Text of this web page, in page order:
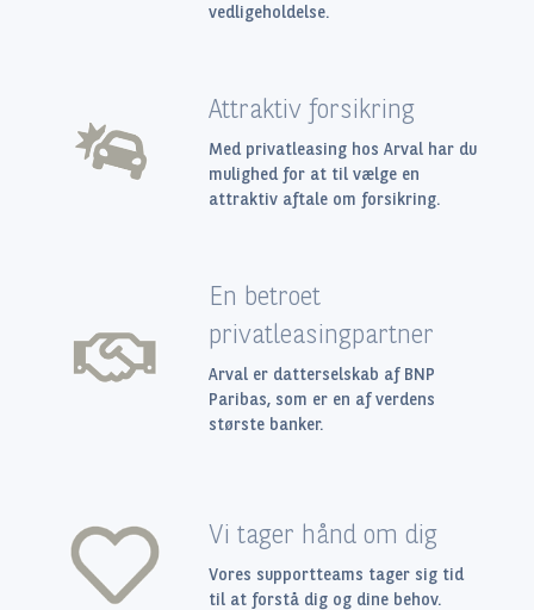
vedligeholdelse.
Attraktiv forsikring
Med privatleasing hos Arval har du
mulighed for at til vælge en
attraktiv aftale om forsikring.
En betroet
privatleasingpartner
Arval er datterselskab af BNP
Paribas, som er en af verdens
største banker.
Vi tager hånd om dig
Vores supportteams tager sig tid
til at forstå dig og dine behov.